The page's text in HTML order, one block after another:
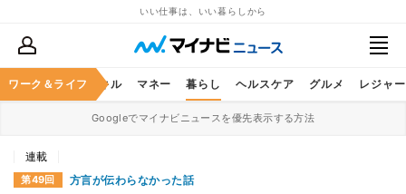
いい仕事は、いい暮らしから
ワーク＆ライフ
ア ビジネススキル マネー 暮らし ヘルスケア グルメ レジャー
Googleでマイナビニュースを優先表示する方法
連載
第49回 方言が伝わらなかった話